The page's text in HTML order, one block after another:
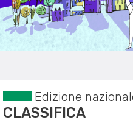
Edizione
CLASSIFICA